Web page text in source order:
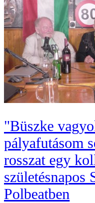
"Büszke
pályafutásom
rosszat egy
születésnapos
Polbeatben